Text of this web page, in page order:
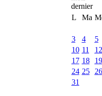
L
Ma
3
4 5
10 11 12
17 18 19
24 25 26
31